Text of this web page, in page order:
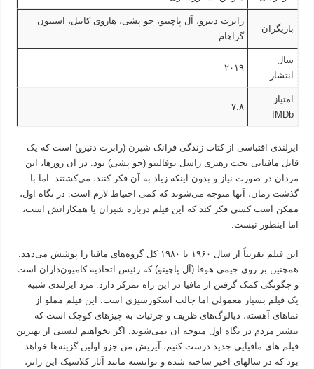
بازیگران
رابرت دنیرو، آل پاچینو، جو پشی، هاروی کایتل، استیون
گراهام
سال
انتشار
۲۰۱۹
امتیاز
IMDb
۷.۸
ایرلندی اقتباسی از کتاب زندگی فرانک شیرن (رابرت دنیرو) است که یک
قاتل مافیایی تحت رهبری راسل بوفالینو (جو پشی) بود. در آن روزها، این
مردان در صورت نیاز و بدون اینکه زیاد به آن فکر کنند، می‌کشتند. اما با
گذشت زمان، آنها متوجه می‌شوند که کمی احتیاط لازم است. در نگاه اول،
ممکن است کسی فکر کند که این فیلم درباره شیران یا همکارانش است،
اما اینطور نیست.
این فیلم تقریباً از سال ۱۹۶۰ تا ۱۹۸۰ کل گروه‌های مافیا را پوشش می‌دهد.
همچنین بر روی جیمی هوفا (آل پاچینو) که رئیس اتحادیه کامیون‌داران است
و چگونگی کمک گرفتن از مافیا در این راه تمرکز دارد. مرد ایرلندی شبیه
یک فیلم بسیار معمولی اما جالب اسکورسیزی است. این فیلم مملو از
نماهای آهسته، دیالوگ‌های ظریف و جزئیات به چیزهای کوچک است که
بیشتر مردم در نگاه اول متوجه آن نمی‌شوند. اگر بخواهیم لیستی از بهترین
فیلم های مافیایی جدید درست کنیم، آیریش من جزو اولین گزینه‌ها خواهد
بود که در سالهای اخیر ساخته شده و توانسته مانند آثار کلاسیک این ژانر،